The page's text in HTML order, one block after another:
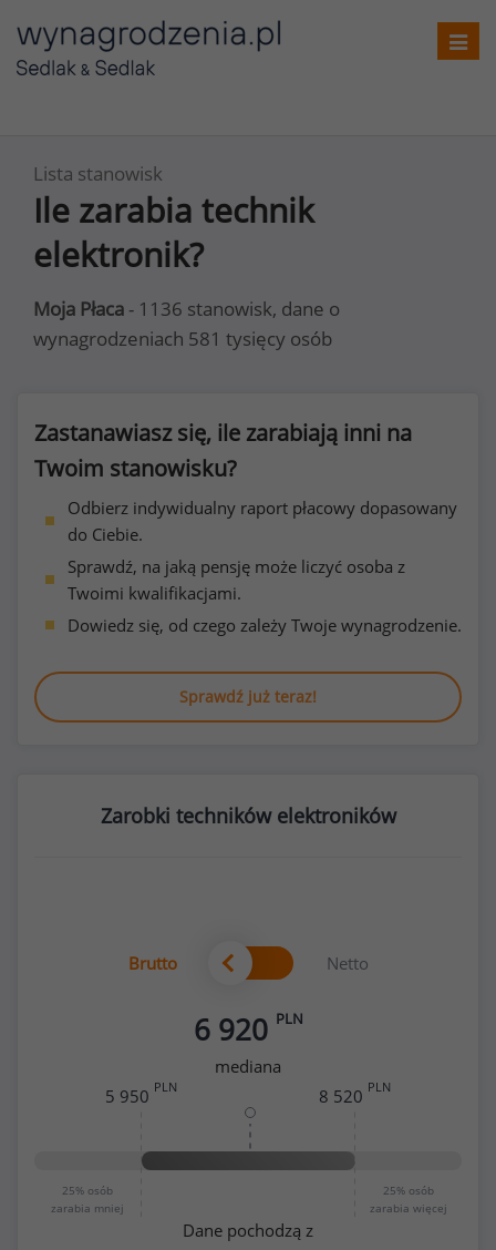
Lista stanowisk
Ile zarabia technik
elektronik?
Moja Płaca - 1136 stanowisk, dane o
wynagrodzeniach 581 tysięcy osób
Zastanawiasz się, ile zarabiają inni na
Twoim stanowisku?
Odbierz indywidualny raport płacowy dopasowany
do Ciebie.
Sprawdź, na jaką pensję może liczyć osoba z
Twoimi kwalifikacjami.
Dowiedz się, od czego zależy Twoje wynagrodzenie.
Sprawdź już teraz!
Zarobki techników elektroników
Brutto Netto
6 920 PLN
mediana
25% osób
zarabia mniej
25% osób
zarabia więcej
5 950 PLN 8 520 PLN
Dane pochodzą z